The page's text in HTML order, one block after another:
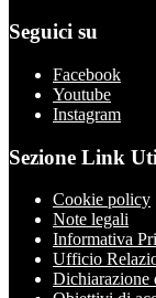
Seguici su
Facebook
Youtube
Instagram
Sezione Link
Cookie policy
Note legali
Informativa
Ufficio
Dichiarazione